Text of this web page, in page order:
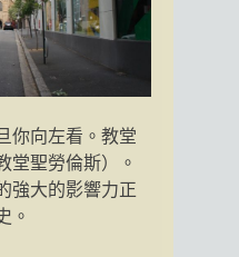
你向左看。教堂
堂聖勞倫斯）。
強大的影響力正
。